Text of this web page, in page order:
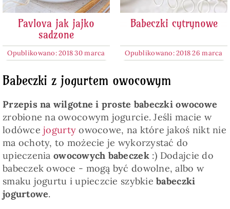
Pavlova jak jajko
sadzone
Opublikowano: 2018 30 marca
Babeczki cytrynowe
Opublikowano: 2018 26 marca
Babeczki z jogurtem owocowym
Przepis na wilgotne i proste babeczki owocowe
zrobione na owocowym jogurcie. Jeśli macie w
lodówcejogurty owocowe, na które jakoś nikt nie
ma ochoty, to możecie je wykorzystać do
upieczenia owocowych babeczek:) Dodajcie do
babeczek owoce - mogą być dowolne, albo w
smaku jogurtu i upieczcie szybkiebabeczki
jogurtowe.